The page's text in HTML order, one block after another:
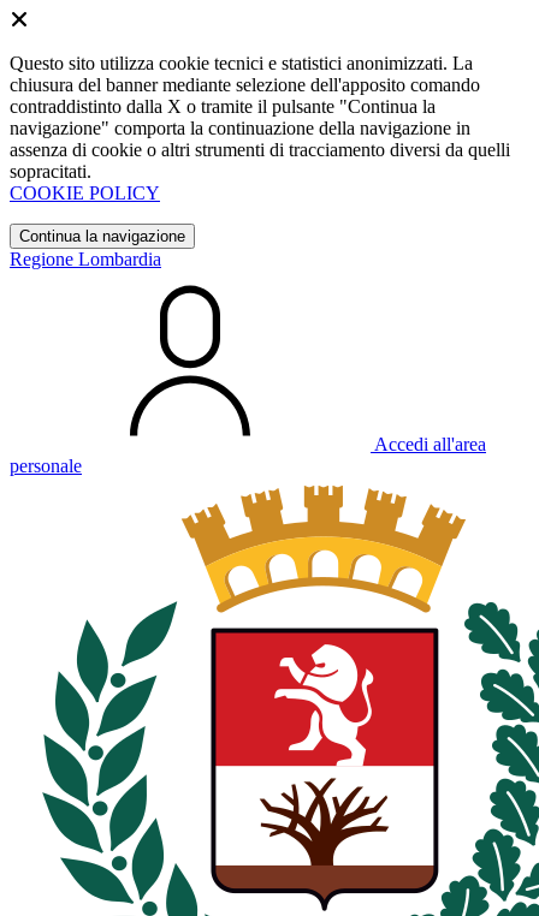
Questo sito utilizza cookie tecnici e statistici anonimizzati. La
chiusura del banner mediante selezione dell'apposito comando
contraddistinto dalla X o tramite il pulsante "Continua la
navigazione" comporta la continuazione della navigazione in
assenza di cookie o altri strumenti di tracciamento diversi da quelli
sopracitati.
COOKIE POLICY
Continua la navigazione
Regione Lombardia
Accedi all'area
personale